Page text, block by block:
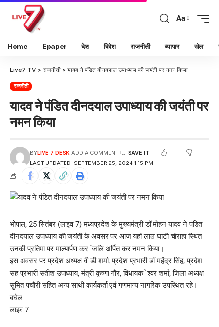
Aa
Home Epaper देश विदेश राजनीती व्यापार खेल
Live7 TV > राजनीती > यादव ने पंडित दीनदयाल उपाध्याय की जयंती पर नमन किया
राजनीती
यादव ने पंडित दीनदयाल उपाध्याय की जयंती पर
नमन किया
LAST UPDATED: SEPTEMBER 25, 2024 1:15 PM
BYLIVE 7 DESK ADD A COMMENT
भोपाल, 25 सितंबर (लाइव 7) मध्यप्रदेश के मुख्यमंत्री डॉ मोहन यादव ने पंडित
दीनदयाल उपाध्याय की जयंती के अवसर पर आज यहां लाल घाटी चौराहा स्थित
उनकी प्रतिमा पर माल्यार्पण कर ंजलि अर्पित कर नमन किया।
इस अवसर पर प्रदेश अध्यक्ष वी डी शर्मा, प्रदेश प्रभारी डॉ महेंद्र सिंह, प्रदेश
सह प्रभारी सतीश उपाध्याय, मंत्री कृष्णा गौर, विधायक ेश्वर शर्मा, जिला अध्यक्ष
सुमित पचौरी सहित अन्य साथी कार्यकर्ता एवं गणमान्य नागरिक उपस्थित रहे।
बघेल
लाइव 7